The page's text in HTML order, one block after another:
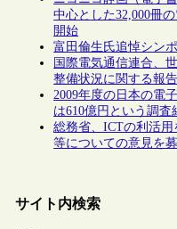
中心とした32,000冊
開始
富田倫生氏追悼シン
国際電気通信連合、
整備状況に関する報
2009年度の日本の電
は610億円という調査
総務省、ICTの利活用
等についての意見を
サイト内検索